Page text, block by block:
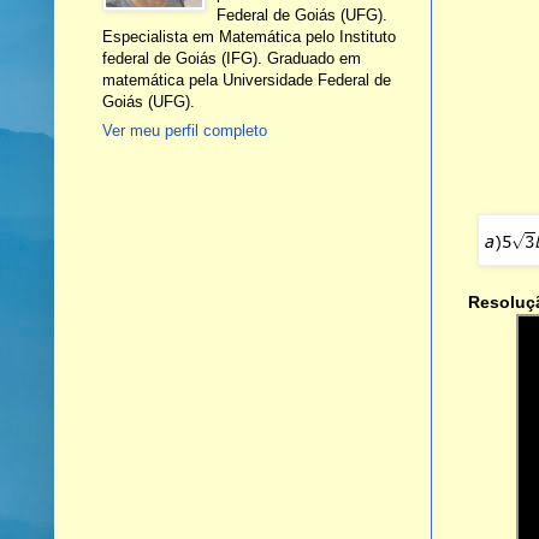
Federal de Goiás (UFG).
Especialista em Matemática pelo Instituto
federal de Goiás (IFG). Graduado em
matemática pela Universidade Federal de
Goiás (UFG).
Ver meu perfil completo